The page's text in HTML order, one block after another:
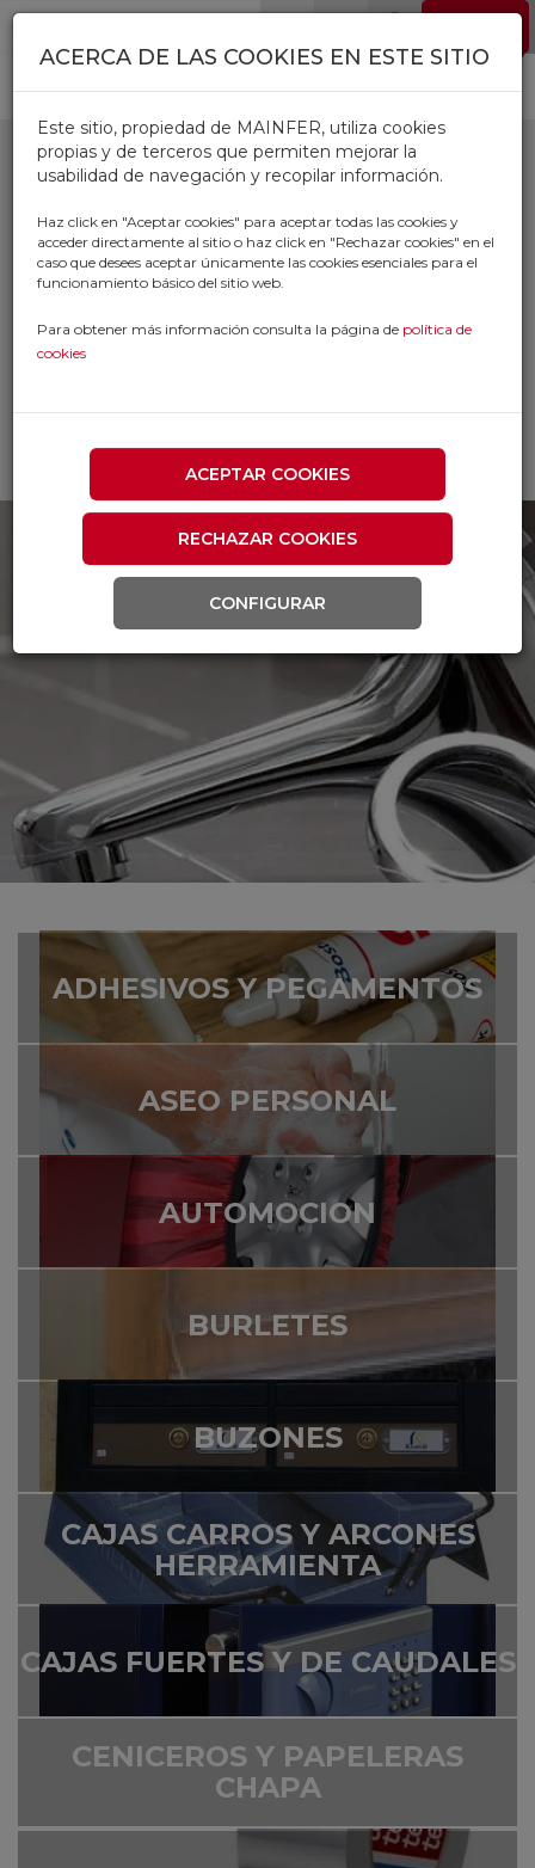
Pasar al contenido principal
FERRETERIA
AUTOMOVIL
FONTANERIA
DROGUERIA
DROGUERIA
ADHESIVOS Y PEGAMENTOS
ASEO PERSONAL
AUTOMOCION
BURLETES
BUZONES
CAJAS CARROS Y ARCONES
HERRAMIENTA
CAJAS FUERTES Y DE CAUDALES
CENICEROS Y PAPELERAS
CHAPA
ACERCA DE LAS COOKIES EN ESTE SITIO
Este sitio, propiedad de MAINFER, utiliza cookies
propias y de terceros que permiten mejorar la
usabilidad de navegación y recopilar información.
Haz click en "Aceptar cookies" para aceptar todas las cookies y
acceder directamente al sitio o haz click en "Rechazar cookies" en el
caso que desees aceptar únicamente las cookies esenciales para el
funcionamiento básico del sitio web.
Para obtener más información consulta la página de política de
cookies
ACEPTAR COOKIES
RECHAZAR COOKIES
CONFIGURAR